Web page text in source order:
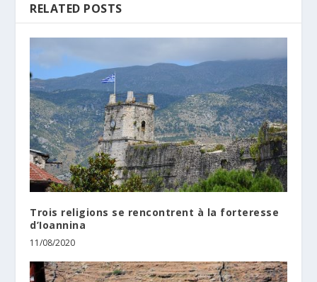
RELATED POSTS
Trois religions se rencontrent à la forteresse
d’Ioannina
11/08/2020